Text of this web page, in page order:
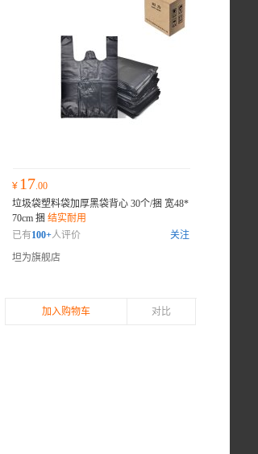
¥ 17.00
垃圾袋塑料袋加厚黑袋背心 30个/捆 宽48*
70cm 捆 结实耐用
已有100+人评价
关注
坦为旗舰店
加入购物车 对比